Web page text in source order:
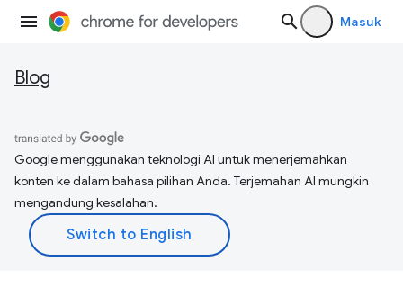
Masuk
Blog
Google menggunakan teknologi AI untuk menerjemahkan
konten ke dalam bahasa pilihan Anda. Terjemahan AI mungkin
mengandung kesalahan.